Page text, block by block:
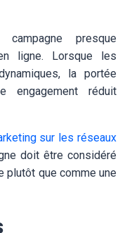
presque
ligne. Lorsque les
la portée
engagement réduit
sur les réseaux
doit être considéré
plutôt que comme une